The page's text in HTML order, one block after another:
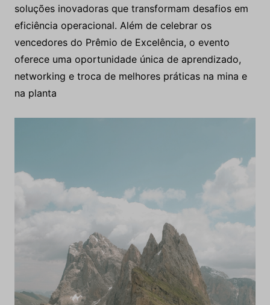
soluções inovadoras que transformam desafios em
eficiência operacional. Além de celebrar os
vencedores do Prêmio de Excelência, o evento
oferece uma oportunidade única de aprendizado,
networking e troca de melhores práticas na mina e
na planta